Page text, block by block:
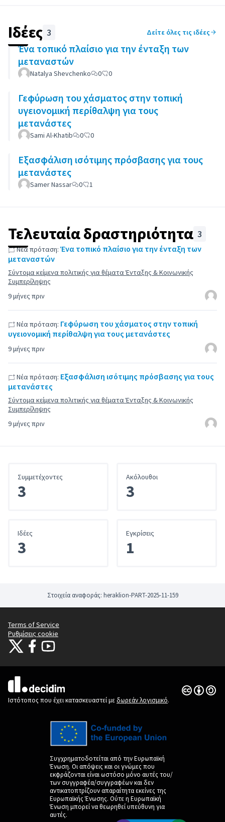
Τοπική στέγαση για όλους
Ιδέες 3 Δείτε όλες τις ιδέες
Ένα τοπικό πλαίσιο για την ένταξη των
μεταναστών
Natalya Shevchenko 0 0
Γεφύρωση του χάσματος στην τοπική
υγειονομική περίθαλψη για τους
μετανάστες
Sami Al-Khatib 0 0
Εξασφάλιση ισότιμης πρόσβασης για τους
μετανάστες
Samer Nassar 0 1
Τελευταία δραστηριότητα 3
9 μήνες πριν
Νέα πρόταση: Ένα τοπικό πλαίσιο για την ένταξη των
μεταναστών
Σύντομα κείμενα πολιτικής για θέματα Ένταξης & Κοινωνικής
Συμπερίληψης
9 μήνες πριν
Νέα πρόταση: Γεφύρωση του χάσματος στην τοπική
υγειονομική περίθαλψη για τους μετανάστες
9 μήνες πριν
Νέα πρόταση: Εξασφάλιση ισότιμης πρόσβασης για τους
μετανάστες
Σύντομα κείμενα πολιτικής για θέματα Ένταξης & Κοινωνικής
Συμπερίληψης
Συμμετέχοντες
3
Ακόλουθοι
3
Iδέες
3
Εγκρίσεις
1
Στοιχεία αναφοράς: heraklion-PART-2025-11-159
Terms of Service
Ρυθμίσεις cookie
Citizens Participation Portal at X
Ο οργανισμός Citizens Participation Portal στο Facebook
Ο οργανισμός Citizens Participation Portal στο YouTube
(Εξωτερική σύνδεση)
Ιστότοπος που έχει κατασκευαστεί με δωρεάν λογισμικό.
Άδεια
(Εξωτερική
Συγχρηματοδοτείται από την Ευρωπαϊκή
Ένωση. Οι απόψεις και οι γνώμες που
εκφράζονται είναι ωστόσο μόνο αυτές του/
των συγγραφέα/συγγραφέων και δεν
αντικατοπτρίζουν απαραίτητα εκείνες της
Ευρωπαϊκής Ένωσης. Ούτε η Ευρωπαϊκή
Ένωση μπορεί να θεωρηθεί υπεύθυνη για
αυτές.